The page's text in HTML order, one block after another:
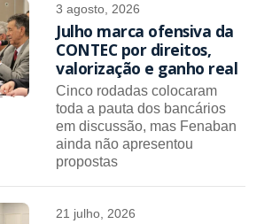
3 agosto, 2026
Julho marca ofensiva da
CONTEC por direitos,
valorização e ganho real
Cinco rodadas colocaram
toda a pauta dos bancários
em discussão, mas Fenaban
ainda não apresentou
propostas
21 julho, 2026